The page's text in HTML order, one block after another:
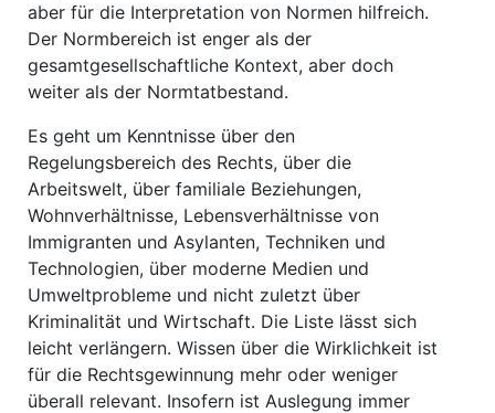
aber für die Interpretation von Normen hilfreich.
Der Normbereich ist enger als der
gesamtgesellschaftliche Kontext, aber doch
weiter als der Normtatbestand.
Es geht um Kenntnisse über den
Regelungsbereich des Rechts, über die
Arbeitswelt, über familiale Beziehungen,
Wohnverhältnisse, Lebensverhältnisse von
Immigranten und Asylanten, Techniken und
Technologien, über moderne Medien und
Umweltprobleme und nicht zuletzt über
Kriminalität und Wirtschaft. Die Liste lässt sich
leicht verlängern. Wissen über die Wirklichkeit ist
für die Rechtsgewinnung mehr oder weniger
überall relevant. Insofern ist Auslegung immer